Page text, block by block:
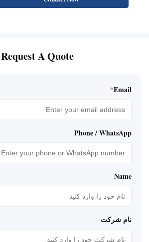
Request A Quote
Email
*
Phone / WhatsApp
Name
نام شرکت